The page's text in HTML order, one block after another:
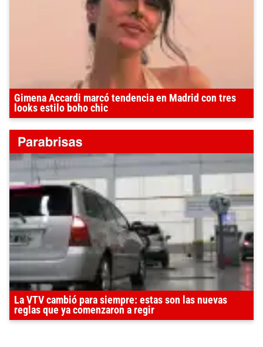
Gimena Accardi marcó tendencia en Madrid con tres
looks estilo boho chic
La VTV cambió para siempre: estas son las nuevas
reglas que ya comenzaron a regir